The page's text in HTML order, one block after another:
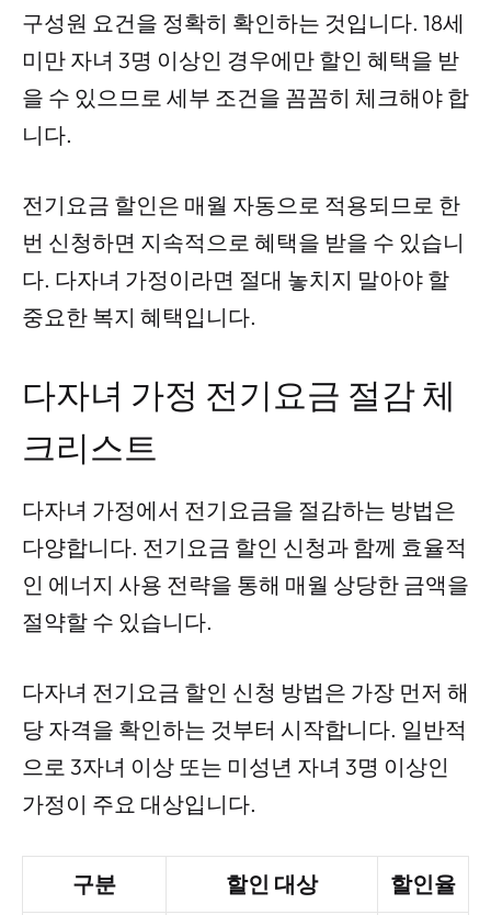
구성원 요건을 정확히 확인하는 것입니다. 18세
미만 자녀 3명 이상인 경우에만 할인 혜택을 받
을 수 있으므로 세부 조건을 꼼꼼히 체크해야 합
니다.
전기요금 할인은 매월 자동으로 적용되므로 한
번 신청하면 지속적으로 혜택을 받을 수 있습니
다. 다자녀 가정이라면 절대 놓치지 말아야 할
중요한 복지 혜택입니다.
다자녀 가정 전기요금 절감 체
크리스트
다자녀 가정에서 전기요금을 절감하는 방법은
다양합니다. 전기요금 할인 신청과 함께 효율적
인 에너지 사용 전략을 통해 매월 상당한 금액을
절약할 수 있습니다.
다자녀 전기요금 할인 신청 방법은 가장 먼저 해
당 자격을 확인하는 것부터 시작합니다. 일반적
으로 3자녀 이상 또는 미성년 자녀 3명 이상인
가정이 주요 대상입니다.
구분 할인 대상 할인율